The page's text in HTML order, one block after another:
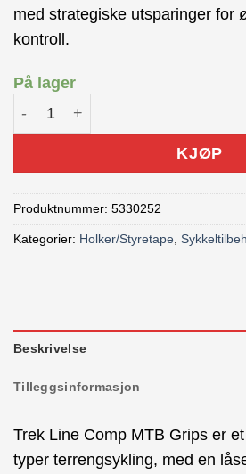
med strategiske utsparinger for
kontroll.
På lager
KJØP
Produktnummer: 5330252
Kategorier: Holker/Styretape,
Beskrivelse
Tilleggsinformasjon
Trek Line Comp MTB Grips er
typer terrengsykling, med en